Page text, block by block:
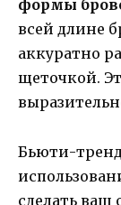
формы
всей длине
аккуратно
щеточкой.
Бьюти-
сделать ваш